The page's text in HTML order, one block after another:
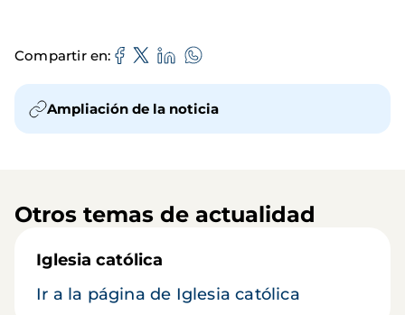
Compartir en
Ampliación de la noticia
Otros temas de actualidad
Iglesia católica
Ir a la página de Iglesia católica